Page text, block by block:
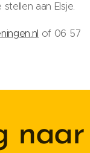
aan Elsje.
of 06 57
naar